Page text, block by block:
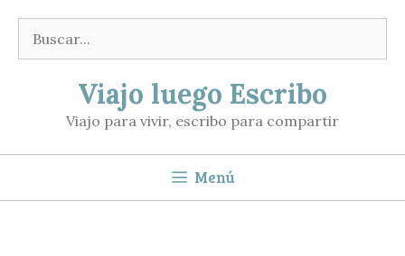
contenido
Buscar:
Viajo luego Escribo
Viajo para vivir, escribo para compartir
Menú